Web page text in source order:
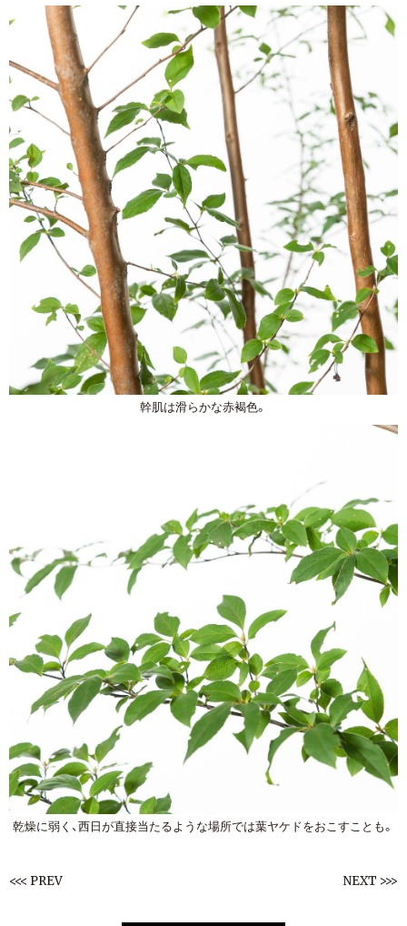
幹肌は滑らかな赤褐色。
乾燥に弱く、西日が直接当たるような場所では葉ヤケドをおこすことも。
<<< PREV NEXT >>>